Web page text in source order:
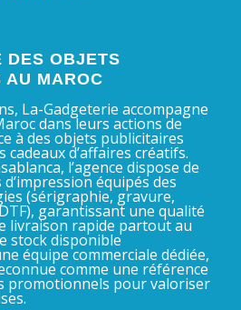
DES OBJETS
AU MAROC
La-Gadgeterie accompagne
dans leurs actions de
à des objets publicitaires
cadeaux d’affaires créatifs.
l’agence dispose de
équipés des
(sérigraphie, gravure,
garantissant une qualité
livraison rapide partout au
stock disponible
équipe commerciale dédiée,
comme une référence
promotionnels pour valoriser